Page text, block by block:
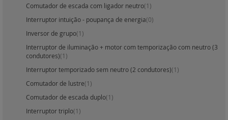
Comutador de escada com ligador neutro(1)
Interruptor intuição - poupança de energia(0)
Inversor de grupo(1)
Interruptor de iluminação + motor com temporização com neutro (3
condutores)(1)
Interruptor temporizado sem neutro (2 condutores)(1)
Comutador de lustre(1)
Comutador de escada duplo(1)
Interruptor triplo(1)